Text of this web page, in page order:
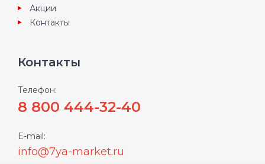
Акции
Контакты
Контакты
Телефон:
8 800 444-32-40
E-mail:
info@7ya-market.ru